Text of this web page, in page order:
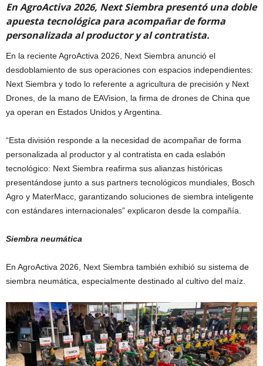
En AgroActiva 2026, Next Siembra presentó una doble
apuesta tecnológica para acompañar de forma
personalizada al productor y al contratista.
En la reciente AgroActiva 2026, Next Siembra anunció el
desdoblamiento de sus operaciones con espacios independientes:
Next Siembra y todo lo referente a agricultura de precisión y Next
Drones, de la mano de EAVision, la firma de drones de China que
ya operan en Estados Unidos y Argentina.
“Esta división responde a la necesidad de acompañar de forma
personalizada al productor y al contratista en cada eslabón
tecnológico: Next Siembra reafirma sus alianzas históricas
presentándose junto a sus partners tecnológicos mundiales, Bosch
Agro y MaterMacc, garantizando soluciones de siembra inteligente
con estándares internacionales” explicaron desde la compañía.
Siembra neumática
En AgroActiva 2026, Next Siembra también exhibió su sistema de
siembra neumática, especialmente destinado al cultivo del maíz.